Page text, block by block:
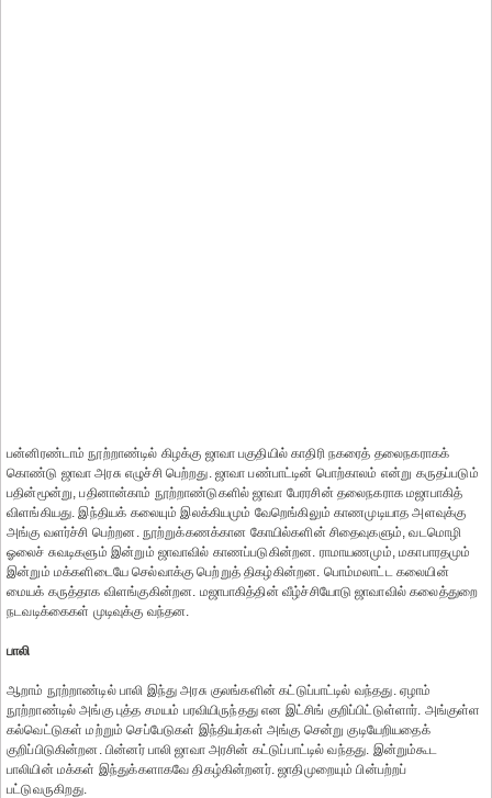
பன்னிரண்டாம் நூற்றாண்டில் கிழக்கு ஜாவா பகுதியில் காதிரி நகரைத் தலைநகராகக்
கொண்டு ஜாவா அரசு எழுச்சி பெற்றது. ஜாவா பண்பாட்டின் பொற்காலம் என்று கருதப்படும்
பதின்மூன்று, பதினான்காம் நூற்றாண்டுகளில் ஜாவா பேரரசின் தலைநகராக மஜாபாகித்
விளங்கியது. இந்தியக் கலையும் இலக்கியமும் வேறெங்கிலும் காணமுடியாத அளவுக்கு
அங்கு வளர்ச்சி பெற்றன. நூற்றுக்கணக்கான கோயில்களின் சிதைவுகளும், வடமொழி
ஓலைச் சுவடிகளும் இன்றும் ஜாவாவில் காணப்படுகின்றன. ராமாயணமும், மகாபாரதமும்
இன்றும் மக்களிடையே செல்வாக்கு பெற்றுத் திகழ்கின்றன. பொம்மலாட்ட கலையின்
மையக் கருத்தாக விளங்குகின்றன. மஜாபாகித்தின் வீழ்ச்சியோடு ஜாவாவில் கலைத்துறை
நடவடிக்கைகள் முடிவுக்கு வந்தன.
பாலி
ஆறாம் நூற்றாண்டில் பாலி இந்து அரசு குலங்களின் கட்டுப்பாட்டில் வந்தது. ஏழாம்
நூற்றாண்டில் அங்கு புத்த சமயம் பரவியிருந்தது என இட்சிங் குறிப்பிட்டுள்ளார். அங்குள்ள
கல்வெட்டுகள் மற்றும் செப்பேடுகள் இந்தியர்கள் அங்கு சென்று குடியேறியதைக்
குறிப்பிடுகின்றன. பின்னர் பாலி ஜாவா அரசின் கட்டுப்பாட்டில் வந்தது. இன்றும்கூட
பாலியின் மக்கள் இந்துக்களாகவே திகழ்கின்றனர். ஜாதிமுறையும் பின்பற்றப்
பட்டுவருகிறது.